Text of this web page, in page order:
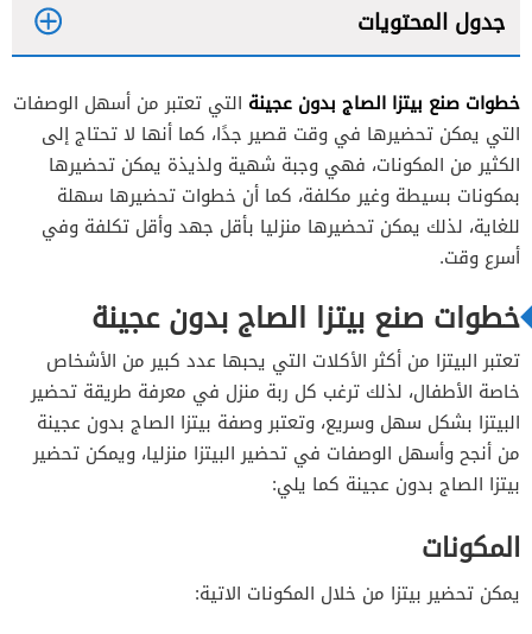
جدول المحتويات
المكونات
خطوات التحضير
المكونات
المكونات
خطوات التحضير
المكونات
خطوات التحضير
خطوات صنع بيتزا الصاج بدون عجينة التي تعتبر من أسهل الوصفات
التي يمكن تحضيرها في وقت قصير جدًا، كما أنها لا تحتاج إلى
الكثير من المكونات، فهي وجبة شهية ولذيذة يمكن تحضيرها
بمكونات بسيطة وغير مكلفة، كما أن خطوات تحضيرها سهلة
للغاية، لذلك يمكن تحضيرها منزليا بأقل جهد وأقل تكلفة وفي
أسرع وقت.
خطوات صنع بيتزا الصاج بدون عجينة
تعتبر البيتزا من أكثر الأكلات التي يحبها عدد كبير من الأشخاص
خاصة الأطفال، لذلك ترغب كل ربة منزل في معرفة طريقة تحضير
البيتزا بشكل سهل وسريع، وتعتبر وصفة بيتزا الصاج بدون عجينة
من أنجح وأسهل الوصفات في تحضير البيتزا منزليا، ويمكن تحضير
بيتزا الصاج بدون عجينة كما يلي:
المكونات
يمكن تحضير بيتزا من خلال المكونات الاتية: